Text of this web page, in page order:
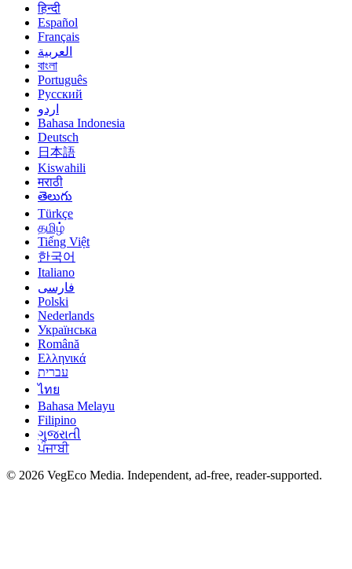
हिन्दी
Español
Français
العربية
বাংলা
Português
Русский
اردو
Bahasa Indonesia
Deutsch
日本語
Kiswahili
मराठी
తెలుగు
Türkçe
தமிழ்
Tiếng Việt
한국어
Italiano
فارسی
Polski
Nederlands
Українська
Română
Ελληνικά
עברית
ไทย
Bahasa Melayu
Filipino
ગુજરાતી
ਪੰਜਾਬੀ
© 2026 VegEco Media. Independent, ad-free, reader-supported.